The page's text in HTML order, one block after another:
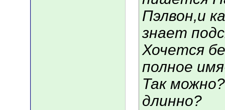
Пэлвон,и
знает
Хочется
полное
Так
длинно?